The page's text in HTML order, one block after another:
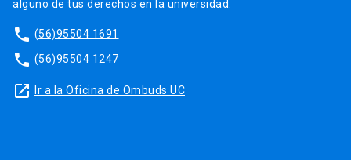
alguno de tus derechos en la universidad.
phone (56)95504 1691
phone (56)95504 1247
launch Ir a la Oficina de Ombuds UC